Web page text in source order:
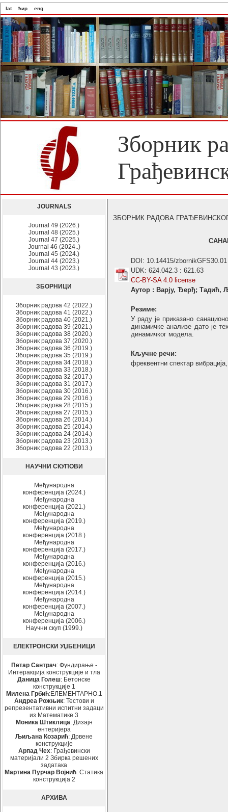
lat ћир eng
Зборник
JOURNALS
Journal 49 (2026.)
Journal 48 (2025.)
Journal 47 (2025.)
Journal 46 (2024..)
Journal 45 (2024.)
Journal 44 (2023.)
Journal 43 (2023.)
ЗБОРНИЦИ
Зборник радова 42 (2022.)
Зборник радова 41 (2022.)
Зборник радова 40 (2021.)
Зборник радова 39 (2021.)
Зборник радова 38 (2020.)
Зборник радова 37 (2020.)
Зборник радова 36 (2019.)
Зборник радова 35 (2019.)
Зборник радова 34 (2018.)
Зборник радова 33 (2018.)
Зборник радова 32 (2017.)
Зборник радова 31 (2017.)
Зборник радова 30 (2016.)
Зборник радова 29 (2016.)
Зборник радова 28 (2015.)
Зборник радова 27 (2015.)
Зборник радова 26 (2014.)
Зборник радова 25 (2014.)
Зборник радова 24 (2014.)
Зборник радова 23 (2013.)
Зборник радова 22 (2013.)
НАУЧНИ СКУПОВИ
Међународна
конференција (2024.)
Међународна
конференција (2021.)
Међународна
конференција (2019.)
Међународна
конференција (2018.)
Међународна
конференција (2017.)
Међународна
конференција (2016.)
Међународна
конференција (2015.)
Међународна
конференција (2014.)
Међународна
конференција (2007.)
Међународна
конференција (2006.)
Научни скуп (1999.)
ЕЛЕКТРОНСКИ УЏБЕНИЦИ
Петар Сантрач: Фундирање -
Интеракција конструкције и тла
Даница Голеш: Бетонске
конструкције 1
Милена Грбић:ЕЛЕМЕНТАРНО.1
Андреа Рожњик: Тестови и
репрезентативни испитни задаци
из Математике 3
Моника Штиклица: Дизајн
ентеријера
Љиљана Козарић: Дрвене
конструкције
Арпад Чех: Грађевински
материјали 2 Збирка решених
задатака
Мартина Пурчар Војнић: Статика
конструкција 2
АРХИВА
ЗБОРНИК РАДОВА ГРАЂЕВИНСКОГ
DOI: 10.14415/zbornikGFS30.01
UDK: 624.042.3 : 621.63
CC-BY-SA 4.0 license
Аутор : Варју, Ђерђ; Тадић,
Резиме:
У раду је приказано
динамичке анализе дато је
динамичког модела.
Кључне речи:
фреквентни спектар